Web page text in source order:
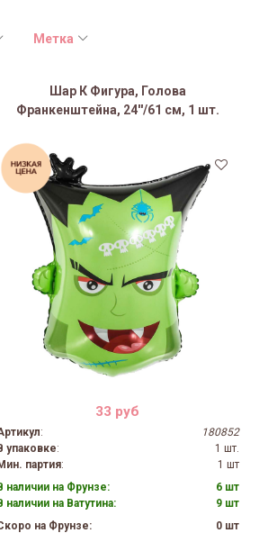
Метка
Шар К Фигура, Голова
Франкенштейна, 24''/61 см, 1 шт.
33 руб
:
180852
упаковке:
1 шт.
партия:
1 шт
наличии на Фрунзе:
6 шт
наличии на Ватутина:
9 шт
на Фрунзе:
0 шт